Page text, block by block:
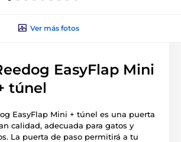
Ver más fotos
EasyFlap Mini
túnel
EasyFlap Mini + túnel es una puerta
calidad, adecuada para gatos y
La puerta de paso permitirá a tu